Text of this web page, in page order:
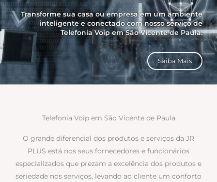
Transforme sua casa ou empresa em um ambiente
inteligente e conectado com nosso serviço de
Telefonia Voip em São Vicente de Paula.
Saiba Mais
Telefonia Voip em São Vicente de Paula
O grande diferencial dos produtos e serviços da JR
PLUS está nos seus fornecedores e funcionários
especializados que prezam a excelência dos produtos e
seriedade nos serviços, levando ao cliente um conforto